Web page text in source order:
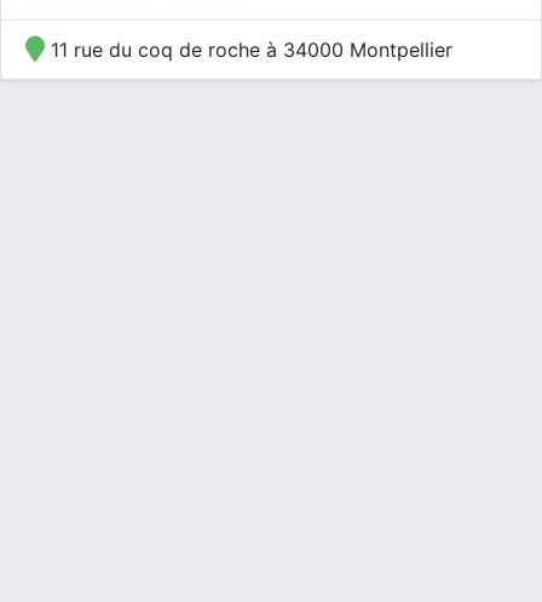
11 rue du coq de roche à 34000 Montpellier